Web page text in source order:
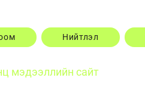
Нийтлэл
мэдээллийн сайт